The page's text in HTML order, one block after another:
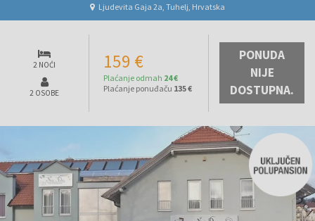
Ljudevita Gaja 2a, Tuhelj, Hrvatska
2 NOĆI
2 OSOBE
159 €
Plaćanje odmah 24 €
Plaćanje ponuđaču 135 €
PONUDA
NIJE
DOSTUPNA.